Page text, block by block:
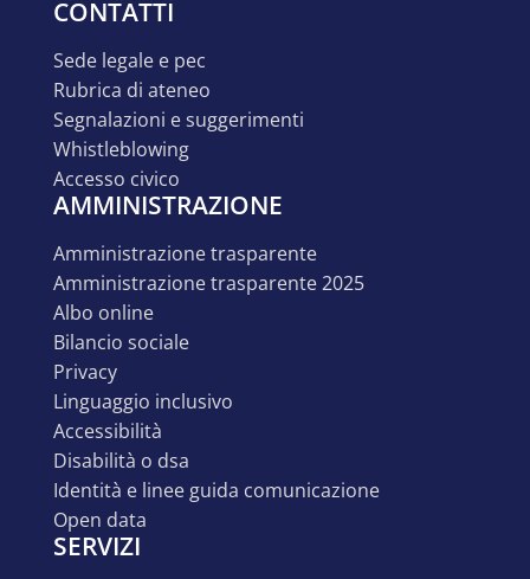
CONTATTI
sede legale e pec
rubrica di ateneo
segnalazioni e suggerimenti
whistleblowing
accesso civico
AMMINISTRAZIONE
amministrazione trasparente
amministrazione trasparente 2025
albo online
bilancio sociale
privacy
linguaggio inclusivo
accessibilità
disabilità o dsa
identità e linee guida comunicazione
open data
SERVIZI